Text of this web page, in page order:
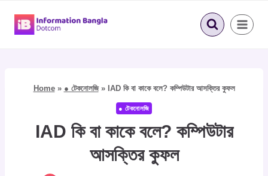
Home» ● টেকনোলজি» IAD কি বা কাকে বলে? কম্পিউটার আসক্তির কুফল
● টেকনোলজি
IAD কি বা কাকে বলে? কম্পিউটার
আসক্তির কুফল